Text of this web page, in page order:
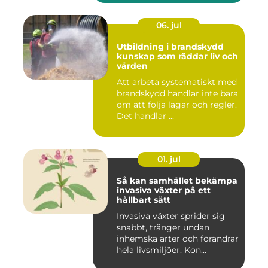
06. jul
Utbildning i brandskydd
kunskap som räddar liv och
värden
Att arbeta systematiskt med
brandskydd handlar inte bara
om att följa lagar och regler.
Det handlar ...
01. jul
Så kan samhället bekämpa
invasiva växter på ett
hållbart sätt
Invasiva växter sprider sig
snabbt, tränger undan
inhemska arter och förändrar
hela livsmiljöer. Kon...